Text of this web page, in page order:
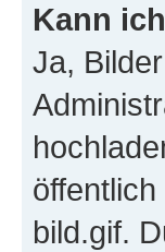
Kann
Ja,
bild.gif.